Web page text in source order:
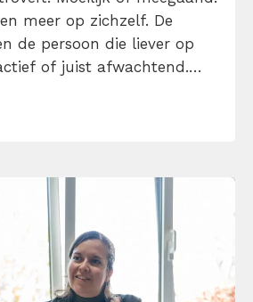
meer op zichzelf. De
de persoon die liever op
of juist afwachtend.
en valkuilen. Maar